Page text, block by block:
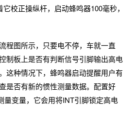
校正操纵杆，启动蜂鸣器100毫秒，
程图所示，只要电不停，车就一直
制板上是否有判断信号引脚输出高电
这种情况下，蜂鸣器启动提醒用户有
是否有新的惯性测量数据。配置好
量变量，它会用将INT引脚锁定高电